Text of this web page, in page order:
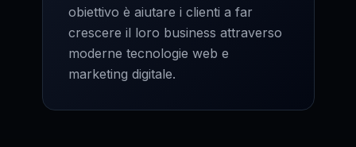
obiettivo è aiutare i clienti a far
crescere il loro business attraverso
moderne tecnologie web e
marketing digitale.